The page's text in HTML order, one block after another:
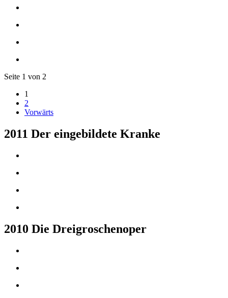
Seite 1 von 2
1
2
Vorwärts
2011 Der eingebildete Kranke
2010 Die Dreigroschenoper